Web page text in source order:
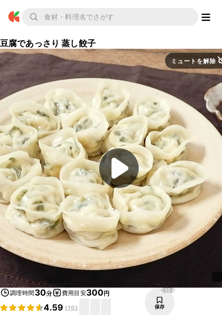
豆腐であっさり 蒸し餃子
ミュートを解除
調理時間 30分 費用目安300円
4.59 (10)
2554
保存